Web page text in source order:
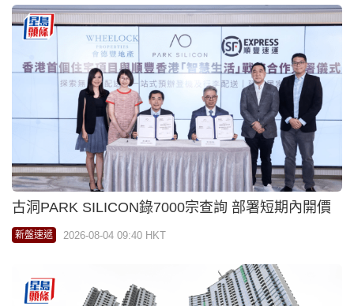
古洞PARK SILICON錄7000宗查詢 部署短期內開價
新盤速遞 2026-08-04 09:40 HKT